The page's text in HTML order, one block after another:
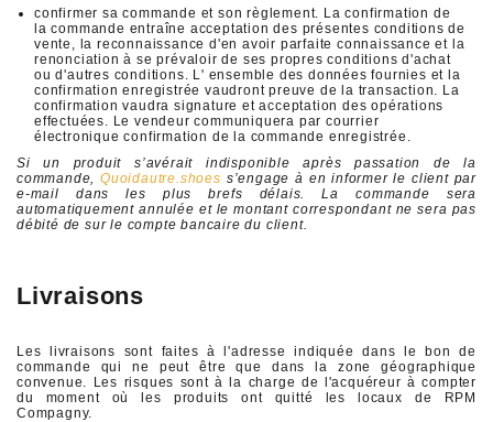
confirmer sa commande et son règlement. La confirmation de
la commande entraîne acceptation des présentes conditions de
vente, la reconnaissance d'en avoir parfaite connaissance et la
renonciation à se prévaloir de ses propres conditions d'achat
ou d'autres conditions. L' ensemble des données fournies et la
confirmation enregistrée vaudront preuve de la transaction. La
confirmation vaudra signature et acceptation des opérations
effectuées. Le vendeur communiquera par courrier
électronique confirmation de la commande enregistrée.
Si un produit s’avérait indisponible après passation de la
commande,Quoidautre.shoes s’engage à en informer le client par
e-mail dans les plus brefs délais. La commande sera
automatiquement annulée et le montant correspondant ne sera pas
débité de sur le compte bancaire du client.
Livraisons
Les livraisons sont faites à l'adresse indiquée dans le bon de
commande qui ne peut être que dans la zone géographique
convenue. Les risques sont à la charge de l'acquéreur à compter
du moment où les produits ont quitté les locaux de RPM
Compagny.